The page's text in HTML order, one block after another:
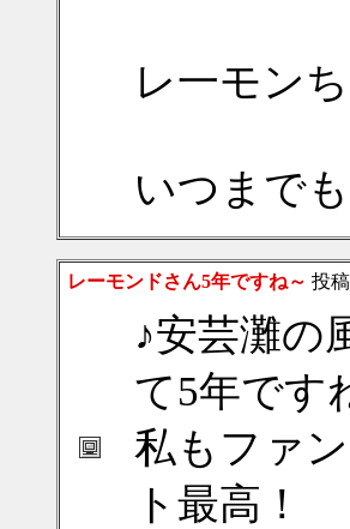
レ一モン
いつまで
レーモンドさん5年ですね～ 投稿
♪安芸灘
て5年です
私もファ
ト最高！